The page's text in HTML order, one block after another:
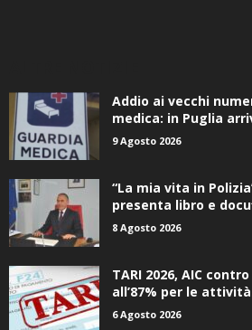
Addio ai vecchi
medica: in Puglia
9 Agosto 2026
“La mia vita in
presenta libro e
8 Agosto 2026
TARI 2026, AIC
all’87% per le
6 Agosto 2026